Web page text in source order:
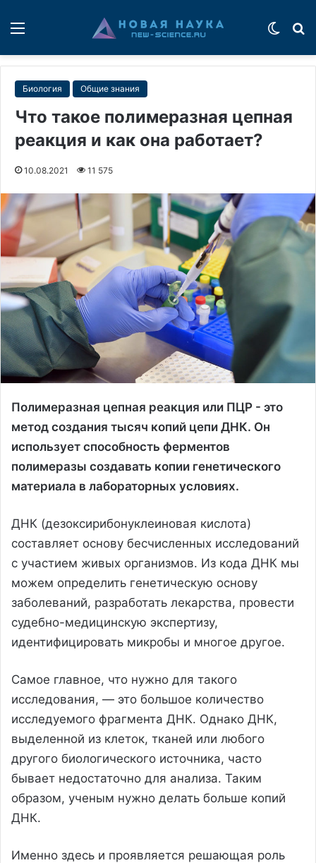
Биология Общие знания
Что такое полимеразная цепная
реакция и как она работает?
10.08.2021 11 575
Полимеразная цепная реакция или ПЦР - это
метод создания тысяч копий цепи ДНК. Он
использует способность ферментов
полимеразы создавать копии генетического
материала в лабораторных условиях.
ДНК (дезоксирибонуклеиновая кислота)
составляет основу бесчисленных исследований
с участием живых организмов. Из кода ДНК мы
можем определить генетическую основу
заболеваний, разработать лекарства, провести
судебно-медицинскую экспертизу,
идентифицировать микробы и многое другое.
Самое главное, что нужно для такого
исследования, — это большое количество
исследуемого фрагмента ДНК. Однако ДНК,
выделенной из клеток, тканей или любого
другого биологического источника, часто
бывает недостаточно для анализа. Таким
образом, ученым нужно делать больше копий
ДНК.
Именно здесь и проявляется решающая роль